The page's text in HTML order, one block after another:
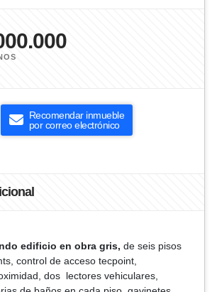
Recomendar inmueble
por correo electrónico
edificio en obra gris, de seis pisos
control de acceso tecpoint,
dos lectores vehiculares,